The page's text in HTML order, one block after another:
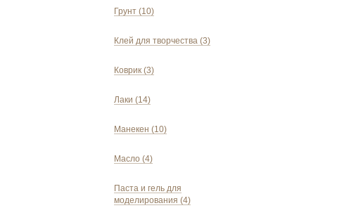
Грунт (10)
Клей для творчества (3)
Коврик (3)
Лаки (14)
Манекен (10)
Масло (4)
Паста и гель для
моделирования (4)